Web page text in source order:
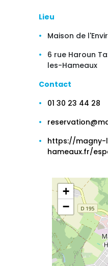
Lieu
Maison de
6 rue Haroun
les-Hameaux
Contact
01 30 23 44 28
https://magny-
hameaux.fr/
+
−